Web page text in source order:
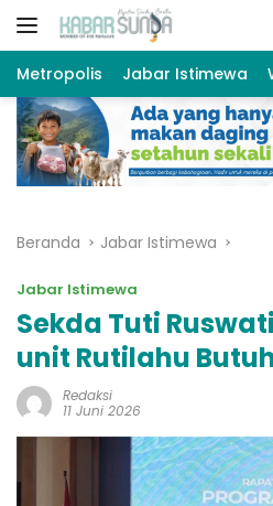
Langsung
Metropolis Jabar Istimewa
Beranda Jabar Istimewa
Jabar Istimewa
Sekda Tuti
unit Rutilahu
Redaksi
11 Juni 2026